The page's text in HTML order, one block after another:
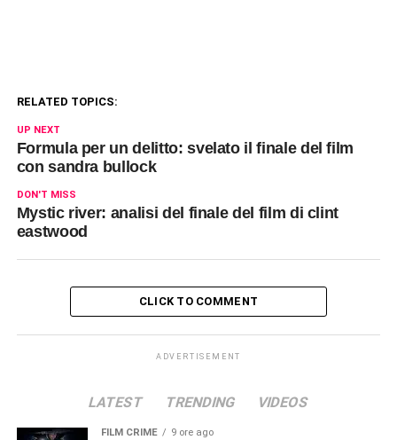
RELATED TOPICS:
UP NEXT
Formula per un delitto: svelato il finale del film
con sandra bullock
DON'T MISS
Mystic river: analisi del finale del film di clint
eastwood
CLICK TO COMMENT
ADVERTISEMENT
LATEST TRENDING VIDEOS
FILM CRIME 9 ore ago